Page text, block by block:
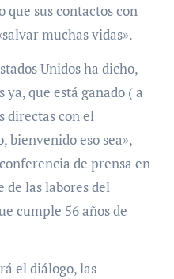
sus contactos con
muchas vidas».
Unidos ha dicho,
que está ganado ( a
directas con el
bienvenido eso sea»,
de prensa en
de las labores del
cumple 56 años de
el diálogo, las